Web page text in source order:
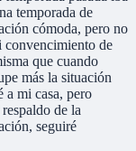
temporada de
cómoda, pero no
de
que cuando
más la situación
a mi casa, pero
de la
seguiré